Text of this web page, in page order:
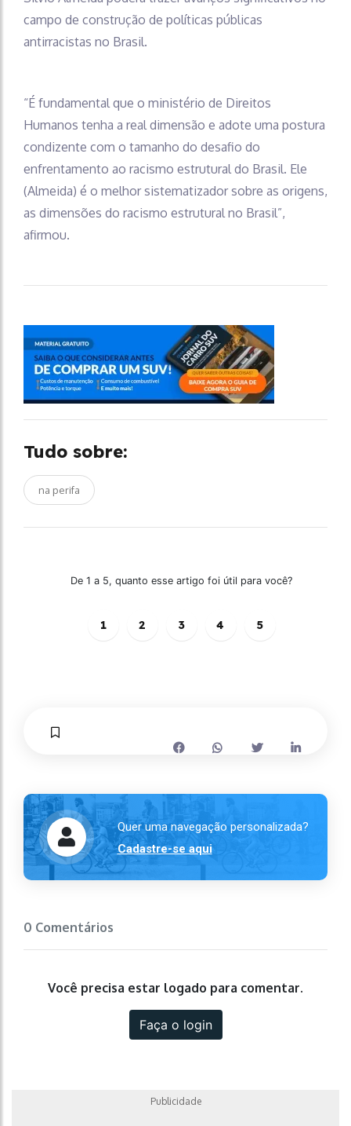
campo de construção de políticas públicas
antirracistas no Brasil.
“É fundamental que o ministério de Direitos
Humanos tenha a real dimensão e adote uma postura
condizente com o tamanho do desafio do
enfrentamento ao racismo estrutural do Brasil. Ele
(Almeida) é o melhor sistematizador sobre as origens,
as dimensões do racismo estrutural no Brasil”,
afirmou.
Tudo sobre:
na perifa
De 1 a 5, quanto esse artigo foi útil para você?
1 2 3 4 5
Quer uma navegação personalizada?
Cadastre-se aqui
0 Comentários
Você precisa estar logado para comentar.
Faça o login
Publicidade